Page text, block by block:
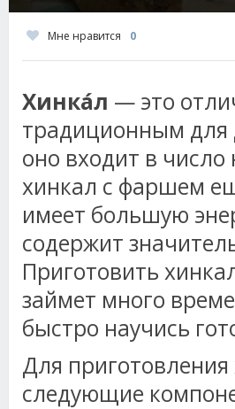
Мне нравится 0
Хинка́л — это
традиционным для
оно входит в
хинкал с фаршем
имеет большую
содержит
Приготовить
займет много
быстро научись
Для
следующие